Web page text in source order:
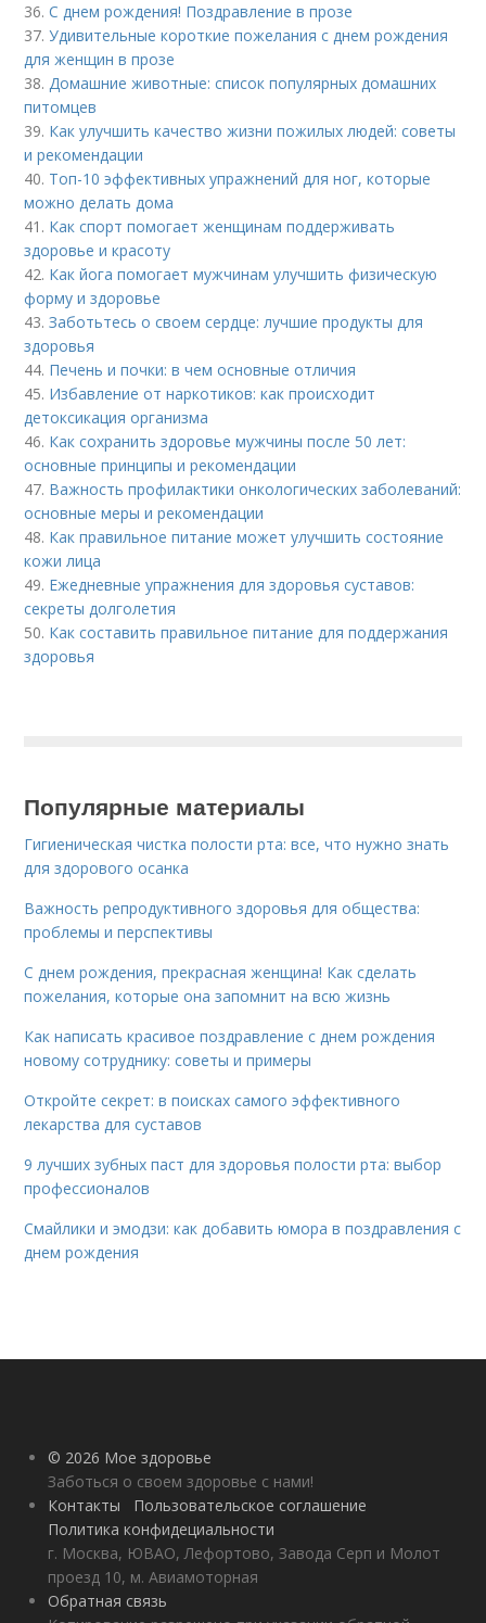
36.С днем рождения! Поздравление в прозе
37.Удивительные короткие пожелания с днем рождения
для женщин в прозе
38.Домашние животные: список популярных домашних
питомцев
39. Как улучшить качество жизни пожилых людей: советы
и рекомендации
40. Топ-10 эффективных упражнений для ног, которые
можно делать дома
41. Как спорт помогает женщинам поддерживать
здоровье и красоту
42. Как йога помогает мужчинам улучшить физическую
форму и здоровье
43.Заботьтесь о своем сердце: лучшие продукты для
здоровья
44. Печень и почки: в чем основные отличия
45. Избавление от наркотиков: как происходит
детоксикация организма
46. Как сохранить здоровье мужчины после 50 лет:
основные принципы и рекомендации
47. Важность профилактики онкологических заболеваний:
основные меры и рекомендации
48. Как правильное питание может улучшить состояние
кожи лица
49. Ежедневные упражнения для здоровья суставов:
секреты долголетия
50. Как составить правильное питание для поддержания
здоровья
Популярные материалы
Гигиеническая чистка полости рта: все, что нужно знать
для здорового осанка
Важность репродуктивного здоровья для общества:
проблемы и перспективы
С днем рождения, прекрасная женщина! Как сделать
пожелания, которые она запомнит на всю жизнь
Как написать красивое поздравление с днем рождения
новому сотруднику: советы и примеры
Откройте секрет: в поисках самого эффективного
лекарства для суставов
9 лучших зубных паст для здоровья полости рта: выбор
профессионалов
Смайлики и эмодзи: как добавить юмора в поздравления с
днем рождения
© 2026 Мое здоровье
Заботься о своем здоровье с нами!
Контакты
Пользовательское соглашение
Политика конфидециальности
г. Москва, ЮВАО, Лефортово, Завода Серп и Молот
проезд 10, м. Авиамоторная
Обратная связь